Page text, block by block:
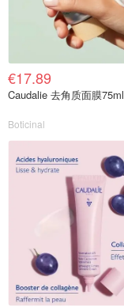
€17.89
Caudalie 去角质面膜75ml
Boticinal